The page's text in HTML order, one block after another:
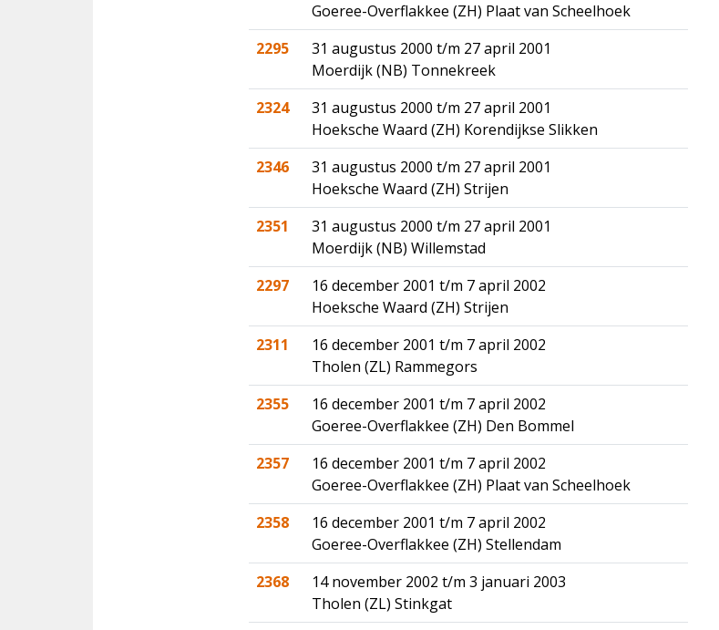
Goeree-Overflakkee (ZH) Plaat van Scheelhoek
2295
31 augustus 2000 t/m 27 april 2001
Moerdijk (NB) Tonnekreek
2324
31 augustus 2000 t/m 27 april 2001
Hoeksche Waard (ZH) Korendijkse Slikken
2346
31 augustus 2000 t/m 27 april 2001
Hoeksche Waard (ZH) Strijen
2351
31 augustus 2000 t/m 27 april 2001
Moerdijk (NB) Willemstad
2297
16 december 2001 t/m 7 april 2002
Hoeksche Waard (ZH) Strijen
2311
16 december 2001 t/m 7 april 2002
Tholen (ZL) Rammegors
2355
16 december 2001 t/m 7 april 2002
Goeree-Overflakkee (ZH) Den Bommel
2357
16 december 2001 t/m 7 april 2002
Goeree-Overflakkee (ZH) Plaat van Scheelhoek
2358
16 december 2001 t/m 7 april 2002
Goeree-Overflakkee (ZH) Stellendam
2368
14 november 2002 t/m 3 januari 2003
Tholen (ZL) Stinkgat